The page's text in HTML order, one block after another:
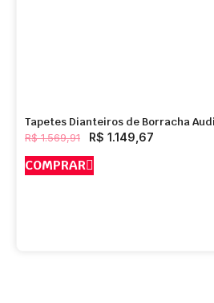
Tapetes Dianteiros de Borracha
R$1.569,91 R$ 1.149,67
COMPRAR